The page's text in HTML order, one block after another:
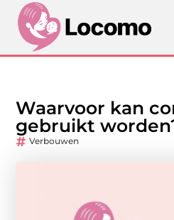
Waarvoor kan
gebruikt
Verbouwen